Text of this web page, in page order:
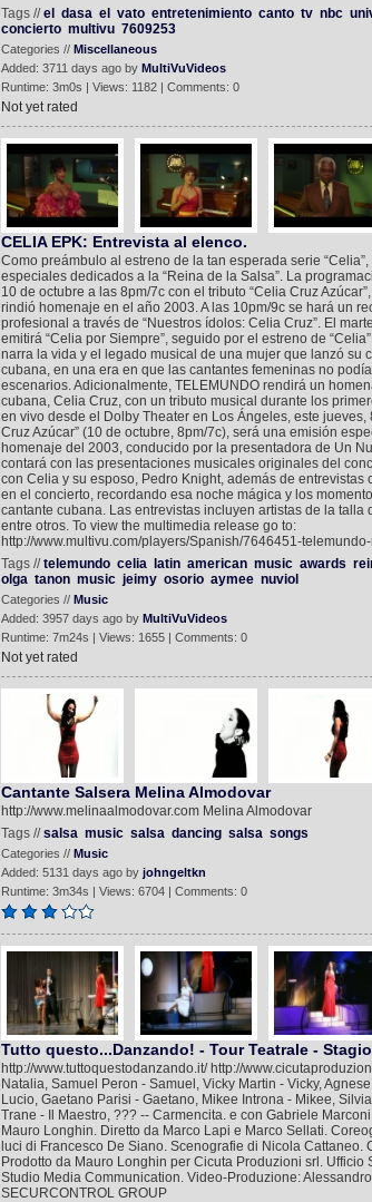
Tags //el dasa el vato entretenimiento canto tv nbc
concierto multivu 7609253
Categories // Miscellaneous
Added: 3711 days ago by MultiVuVideos
Runtime: 3m0s | Views: 1182 | Comments: 0
Not yet rated
CELIA EPK: Entrevista al elenco.
Como preámbulo al estreno de la tan esperada serie
especiales dedicados a la “Reina de la Salsa”. La
10 de octubre a las 8pm/7c con el tributo “Celia Cruz
rindió homenaje en el año 2003. A las 10pm/9c se hará un
profesional a través de “Nuestros ídolos: Celia Cruz”. El
emitirá “Celia por Siempre”, seguido por el estreno de
narra la vida y el legado musical de una mujer que lanzó su
cubana, en una era en que las cantantes femeninas no
escenarios. Adicionalmente, TELEMUNDO rendirá un
cubana, Celia Cruz, con un tributo musical durante los
en vivo desde el Dolby Theater en Los Ángeles, este jueves,
Cruz Azúcar” (10 de octubre, 8pm/7c), será una emisión
homenaje del 2003, conducido por la presentadora de Un
contará con las presentaciones musicales originales del
con Celia y su esposo, Pedro Knight, además de entrevistas
en el concierto, recordando esa noche mágica y los
cantante cubana. Las entrevistas incluyen artistas de la talla
entre otros. To view the multimedia release go to:
http://www.multivu.com/players/Spanish/7646451-
Tags //telemundo celia latin american music awards
olga tanon music jeimy osorio aymee nuviol
Categories // Music
Added: 3957 days ago by MultiVuVideos
Runtime: 7m24s | Views: 1655 | Comments: 0
Not yet rated
Cantante Salsera Melina Almodovar
http://www.melinaalmodovar.com Melina Almodovar
Tags //salsa music salsa dancing salsa songs
Categories // Music
Added: 5131 days ago by johngeltkn
Runtime: 3m34s | Views: 6704 | Comments: 0
Tutto questo...Danzando! - Tour Teatrale -
http://www.tuttoquestodanzando.it/ http://
Natalia, Samuel Peron - Samuel, Vicky Martin - Vicky,
Lucio, Gaetano Parisi - Gaetano, Mikee Introna - Mikee,
Trane - Il Maestro, ??? -- Carmencita. e con Gabriele
Mauro Longhin. Diretto da Marco Lapi e Marco Sellati.
luci di Francesco De Siano. Scenografie di Nicola Cattaneo.
Prodotto da Mauro Longhin per Cicuta Produzioni srl. Ufficio
Studio Media Communication. Video-Produzione:
SECURCONTROL GROUP‎‎